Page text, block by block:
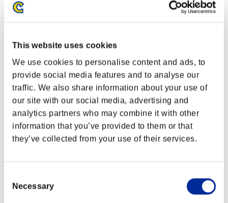
This website uses cookies
We use cookies to personalise content and ads, to
provide social media features and to analyse our
traffic. We also share information about your use of
our site with our social media, advertising and
analytics partners who may combine it with other
information that you’ve provided to them or that
they’ve collected from your use of their services.
Selection
Necessary
Per conseguimento
Colpo finale
Lv.3
Liv. personaggio: 80 o meno
Mangia-anime
Lv.4
Liv. personaggio: 60 o meno
Liv. personaggio: 40 o meno